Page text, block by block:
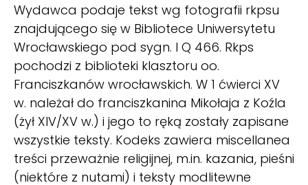
Wydawca podaje tekst wg fotografii rkpsu
znajdującego się w Bibliotece Uniwersytetu
Wrocławskiego pod sygn. I Q 466. Rkps
pochodzi z biblioteki klasztoru oo.
Franciszkanów wrocławskich. W 1 ćwierci XV
w. należał do franciszkanina Mikołaja z Koźla
(żył XIV/XV w.) i jego to ręką zostały zapisane
wszystkie teksty. Kodeks zawiera miscellanea
treści przeważnie religijnej, m.in. kazania, pieśni
(niektóre z nutami) i teksty modlitewne